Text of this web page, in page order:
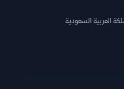
العربية السعودية